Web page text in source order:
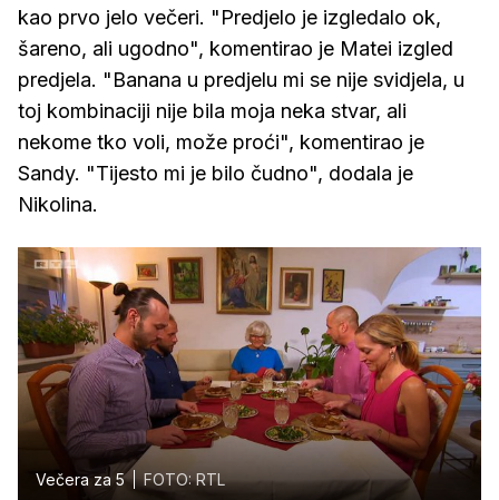
kao prvo jelo večeri. "Predjelo je izgledalo ok,
šareno, ali ugodno", komentirao je Matei izgled
predjela. "Banana u predjelu mi se nije svidjela, u
toj kombinaciji nije bila moja neka stvar, ali
nekome tko voli, može proći", komentirao je
Sandy. "Tijesto mi je bilo čudno", dodala je
Nikolina.
Večera za 5 FOTO: RTL